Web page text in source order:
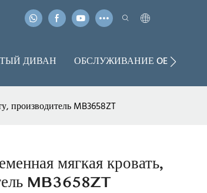
ДИВАН ОБСЛУЖИВАНИЕ OEM И
производитель MB3658ZT
мягкая кровать,
MB3658ZT